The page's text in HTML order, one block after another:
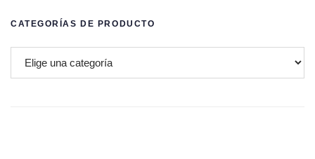
CATEGORÍAS DE PRODUCTO